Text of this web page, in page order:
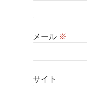
メール ※
サイト